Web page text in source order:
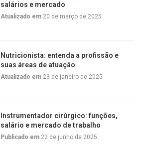
salários e mercado
Atualizado em 20 de março de 2025
Nutricionista: entenda a profissão e
suas áreas de atuação
Atualizado em 23 de janeiro de 2025
Instrumentador cirúrgico: funções,
salário e mercado de trabalho
Publicado em 22 de junho de 2025